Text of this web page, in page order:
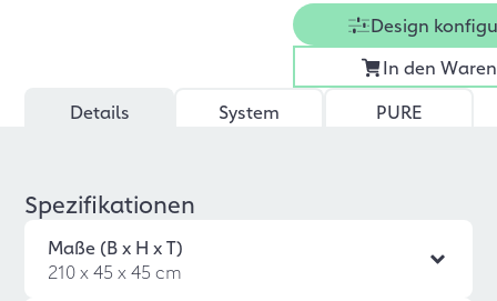
Design
In den
Details
System PURE
Spezifikationen
Maße (B x H x T)
210 x 45 x 45 cm